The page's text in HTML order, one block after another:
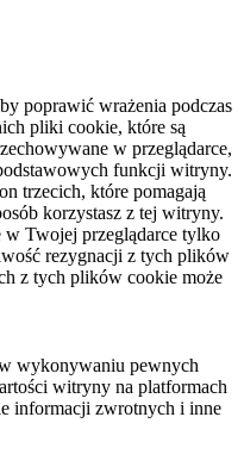
poprawić wrażenia podczas
pliki cookie, które są
w przeglądarce,
funkcji witryny.
trzecich, które pomagają
korzystasz z tej witryny.
Twojej przeglądarce tylko
rezygnacji z tych plików
z tych plików cookie może
wykonywaniu pewnych
witryny na platformach
informacji zwrotnych i inne